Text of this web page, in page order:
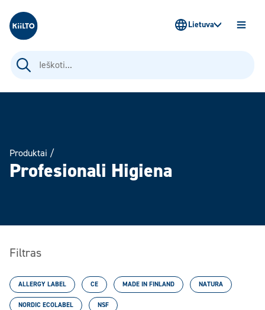
Kiilto Lietuva
Ieškoti:
Lietuva
Produktai /
Profesionali Higiena
Filtras
ALLERGY LABEL CE MADE IN FINLAND NATURA
NORDIC ECOLABEL NSF